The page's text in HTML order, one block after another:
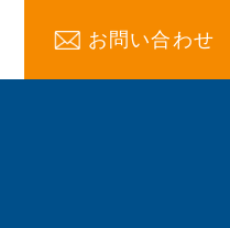
お問い合わせ